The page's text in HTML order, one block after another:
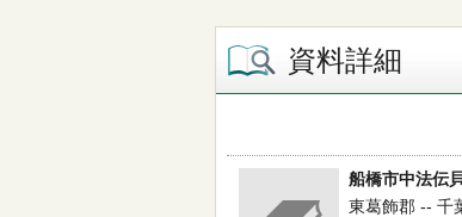
資料詳細
船橋市中法伝
東葛飾郡 -- 千